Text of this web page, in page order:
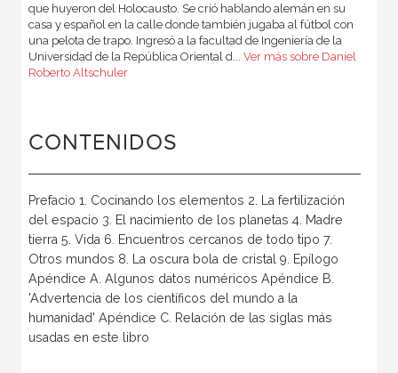
que huyeron del Holocausto. Se crió hablando alemán en su
casa y español en la calle donde también jugaba al fútbol con
una pelota de trapo. Ingresó a la facultad de Ingeniería de la
Universidad de la República Oriental d... Ver más sobre Daniel
Roberto Altschuler
CONTENIDOS
Prefacio 1. Cocinando los elementos 2. La fertilización
del espacio 3. El nacimiento de los planetas 4. Madre
tierra 5. Vida 6. Encuentros cercanos de todo tipo 7.
Otros mundos 8. La oscura bola de cristal 9. Epílogo
Apéndice A. Algunos datos numéricos Apéndice B.
'Advertencia de los científicos del mundo a la
humanidad' Apéndice C. Relación de las siglas más
usadas en este libro